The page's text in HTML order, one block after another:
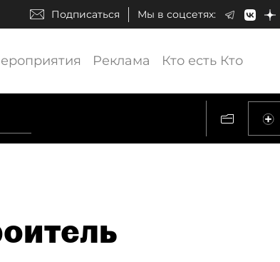
Подписаться Мы в соцсетях:
Реклама Кто есть Кто